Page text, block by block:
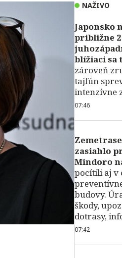
NAŽIVO
Japonsko
približne
blížiaci sa
zároveň
tajfún
intenzívne
07:46
zasiahlo
Mindoro
pocítili aj v
budovy.
škody,
dotrasy,
07:42